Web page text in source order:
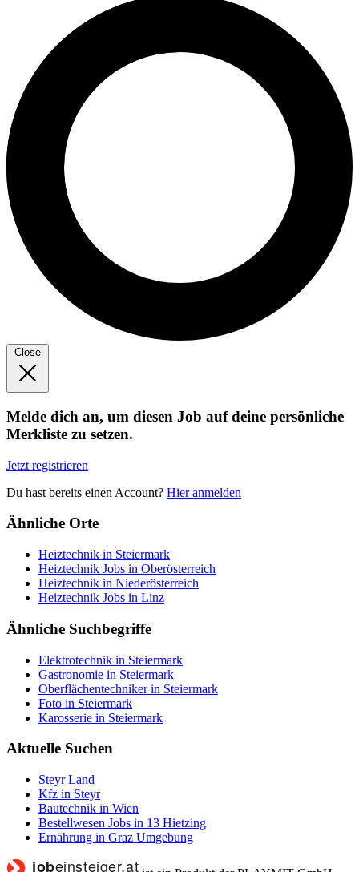
Close
Melde dich an, um diesen Job auf deine persönliche
Merkliste zu setzen.
Jetzt registrieren
Du hast bereits einen Account? Hier anmelden
Ähnliche Orte
Heiztechnik in Steiermark
Heiztechnik Jobs in Oberösterreich
Heiztechnik in Niederösterreich
Heiztechnik Jobs in Linz
Ähnliche Suchbegriffe
Elektrotechnik in Steiermark
Gastronomie in Steiermark
Oberflächentechniker in Steiermark
Foto in Steiermark
Karosserie in Steiermark
Aktuelle Suchen
Steyr Land
Kfz in Steyr
Bautechnik in Wien
Bestellwesen Jobs in 13 Hietzing
Ernährung in Graz Umgebung